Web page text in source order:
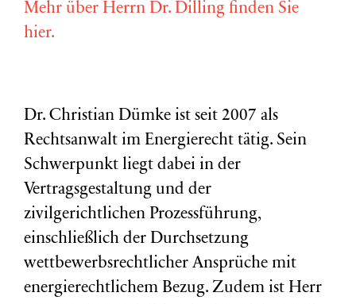
Mehr über Herrn Dr. Dilling finden Sie
hier.
Dr. Christian Dümke ist seit 2007 als
Rechtsanwalt im Energierecht tätig. Sein
Schwerpunkt liegt dabei in der
Vertragsgestaltung und der
zivilgerichtlichen Prozessführung,
einschließlich der Durchsetzung
wettbewerbsrechtlicher Ansprüche mit
energierechtlichem Bezug. Zudem ist Herr